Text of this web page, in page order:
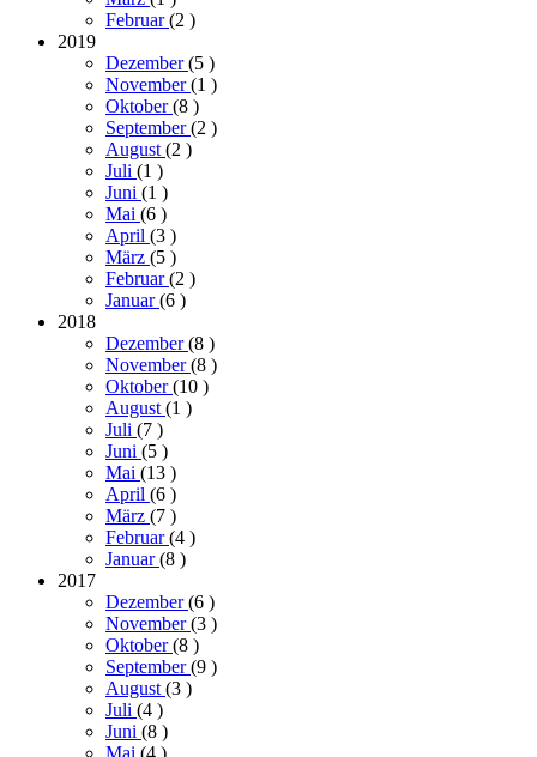
Februar(2 )
2019
Dezember(5 )
November(1 )
Oktober(8 )
September(2 )
August (2 )
Juli (1 )
Juni (1 )
Mai (6 )
April (3 )
März (5 )
Februar(2 )
Januar(6 )
2018
Dezember(8 )
November(8 )
Oktober(10 )
August (1 )
Juli (7 )
Juni (5 )
Mai (13 )
April (6 )
März (7 )
Februar(4 )
Januar(8 )
2017
Dezember(6 )
November(3 )
Oktober(8 )
September(9 )
August (3 )
Juli (4 )
Juni (8 )
Mai (4 )